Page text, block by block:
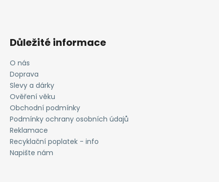
Důležité informace
O nás
Doprava
Slevy a dárky
Ověření věku
Obchodní podmínky
Podmínky ochrany osobních údajů
Reklamace
Recyklační poplatek - info
Napište nám